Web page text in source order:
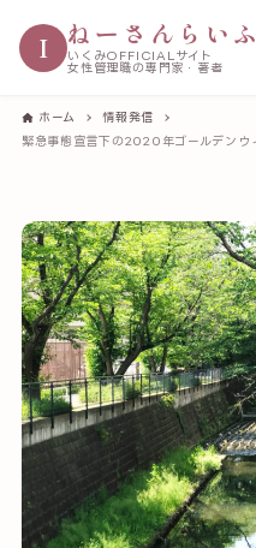
I ねーさんらいふ
いくみOFFICIALサイト
女性管理職の専門家・著者
ホーム
情報発信